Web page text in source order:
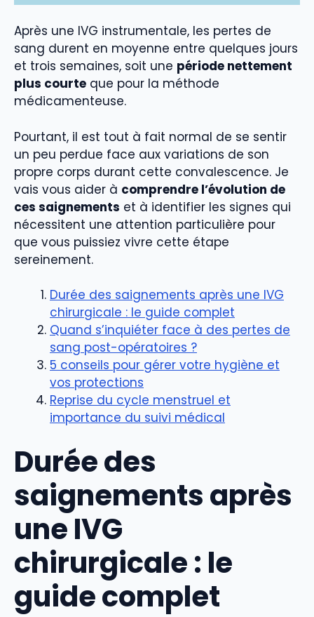
Après une IVG instrumentale, les pertes de
sang durent en moyenne entre quelques jours
et trois semaines, soit une période nettement
plus courte que pour la méthode
médicamenteuse.
Pourtant, il est tout à fait normal de se sentir
un peu perdue face aux variations de son
propre corps durant cette convalescence. Je
vais vous aider à comprendre l’évolution de
ces saignements et à identifier les signes qui
nécessitent une attention particulière pour
que vous puissiez vivre cette étape
sereinement.
Durée des saignements après une IVG
chirurgicale : le guide complet
Quand s’inquiéter face à des pertes de
sang post-opératoires ?
5 conseils pour gérer votre hygiène et
vos protections
Reprise du cycle menstruel et
importance du suivi médical
Durée des
saignements après
une IVG
chirurgicale : le
guide complet